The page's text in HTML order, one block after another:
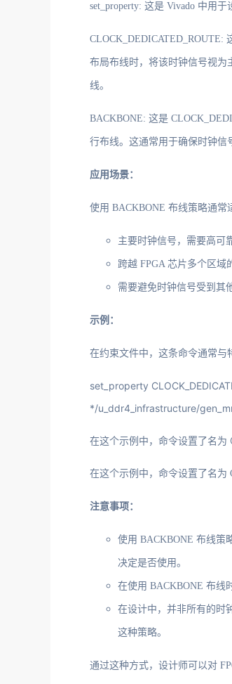
set_property: 这是 Vivado 中用
CLOCK_DEDICATED_ROUTE:
布局布线时，将该时钟信号视为
线。
BACKBONE: 这是
行布线。这通常用于确保时钟信
应用场景：
使用 BACKBONE 布线策略通常
主要时钟信号，需要高可
跨越 FPGA 芯片多个区域
需要避免时钟信号受到其
示例：
在约束文件中，这条命令通常与
set_property
*/u_ddr4_infrastructure/
在这个示例中，命令设置了名为
在这个示例中，命令设置了名为
注意事项：
使用 BACKBONE 布线策
决定是否使用。
在使用 BACKBONE 布线
在设计中，并非所有的时
这种策略。
通过这种方式，设计师可以对